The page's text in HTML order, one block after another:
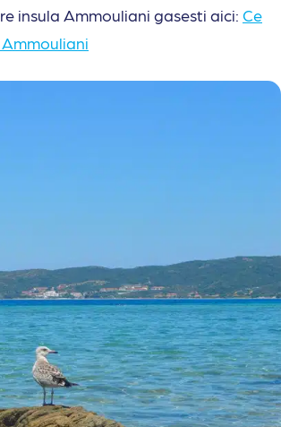
insula Ammouliani gasesti aici: Ce